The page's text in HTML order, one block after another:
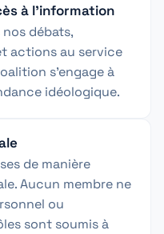
à l'information
débats,
actions au service
s'engage à
idéologique.
de manière
Aucun membre ne
ou
sont soumis à